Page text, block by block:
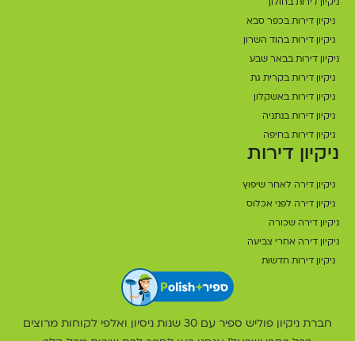
ניקיון דירות בכפר סבא
ניקיון דירות בהוד השרון
ניקיון דירות בבאר שבע
ניקיון דירות בקרית גת
ניקיון דירות באשקלון
ניקיון דירות בנתניה
ניקיון דירות בחיפה
ניקיון דירות
ניקיון דירה לאחר שיפוץ
ניקיון דירה לפני אכלוס
ניקיון דירה שכורה
ניקיון דירה אחרי צביעה
ניקיון דירות חדשות
חברת ניקיון פוליש ספיר עם 30 שנות ניסיון ואלפי לקוחות מרוצים